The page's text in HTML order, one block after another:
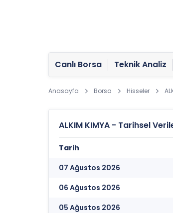
Canlı Borsa Teknik Analiz
Anasayfa Borsa Hisseler
ALKIM KIMYA - Tarihsel
Tarih
07 Ağustos 2026
06 Ağustos 2026
05 Ağustos 2026